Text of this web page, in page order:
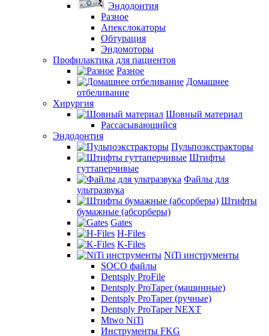
Эндодонтия
Разное
Апекслокаторы
Обтурация
Эндомоторы
Профилактика для пациентов
Разное
Домашнее
отбеливание
Хирургия
Шовный материал
Рассасывающийся
Эндодонтия
Пульпоэкстракторы
Штифты
гуттаперчивые
Файлы для
ультразвука
Штифты
бумажные (абсорберы)
Gates
H-Files
K-Files
NiTi инструменты
SOCO файлы
Dentsply ProFile
Dentsply ProTaper (машинные)
Dentsply ProTaper (ручные)
Dentsply ProTaper NEXT
Mtwo NiTi
Инструменты FKG